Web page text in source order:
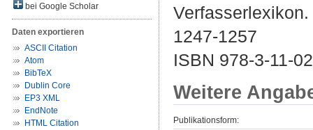
bei Google Scholar
Daten exportieren
ASCII Citation
Atom
BibTeX
Dublin Core
EP3 XML
EndNote
HTML Citation
1247-1257
ISBN 978-3-11-
Weitere
Publikationsform: